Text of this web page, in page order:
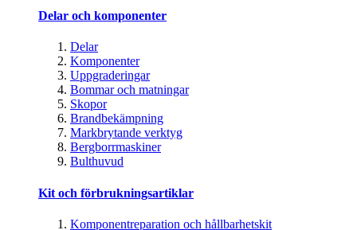
Delar och komponenter
Delar
Komponenter
Uppgraderingar
Bommar och matningar
Skopor
Brandbekämpning
Markbrytande verktyg
Bergborrmaskiner
Bulthuvud
Kit och förbrukningsartiklar
Komponentreparation och hållbarhetskit